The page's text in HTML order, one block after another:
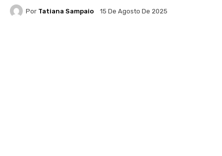
Por Tatiana Sampaio 15 De Agosto De 2025